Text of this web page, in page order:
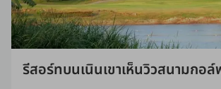
รีสอร์ทบนเนินเขาเห็นวิวสนามกอล์